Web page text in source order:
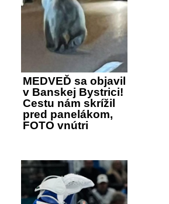
MEDVEĎ sa objavil
v Banskej Bystrici!
Cestu nám skrížil
pred panelákom,
FOTO vnútri